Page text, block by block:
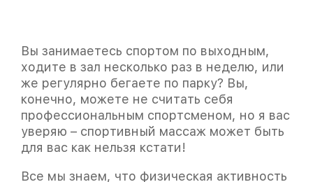
Вы занимаетесь спортом по выходным,
ходите в зал несколько раз в неделю, или
же регулярно бегаете по парку? Вы,
конечно, можете не считать себя
профессиональным спортсменом, но я вас
уверяю – спортивный массаж может быть
для вас как нельзя кстати!
Все мы знаем, что физическая активность